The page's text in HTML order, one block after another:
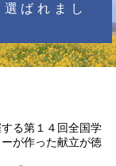
ばれまし
る第１４回全国学
が作った献立が徳